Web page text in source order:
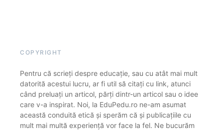
COPYRIGHT
Pentru că scrieți despre educație, sau cu atât mai mult
datorită acestui lucru, ar fi util să citați cu link, atunci
când preluați un articol, părți dintr-un articol sau o idee
care v-a inspirat. Noi, la EduPedu.ro ne-am asumat
această conduită etică și sperăm că și publicațiile cu
mult mai multă experiență vor face la fel. Ne bucurăm